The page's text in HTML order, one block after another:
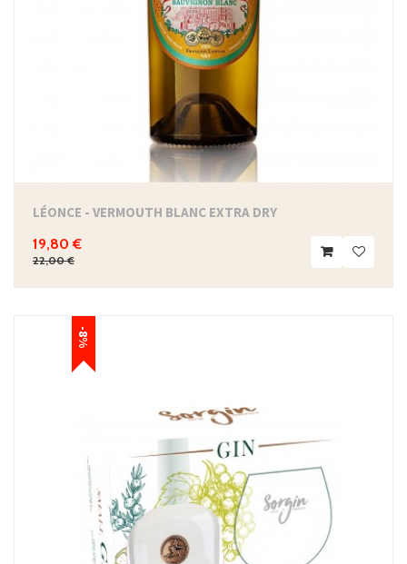
LÉONCE - VERMOUTH BLANC EXTRA DRY
19,80 €
22,00 €
-8%